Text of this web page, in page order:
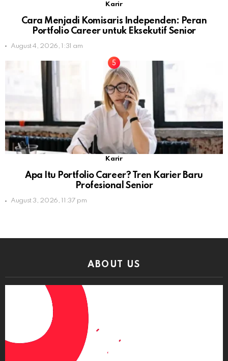
Karir
Cara Menjadi Komisaris Independen: Peran
Portfolio Career untuk Eksekutif Senior
August 4, 2026, 1:31 am
Karir
Apa Itu Portfolio Career? Tren Karier Baru
Profesional Senior
August 3, 2026, 11:37 pm
ABOUT US